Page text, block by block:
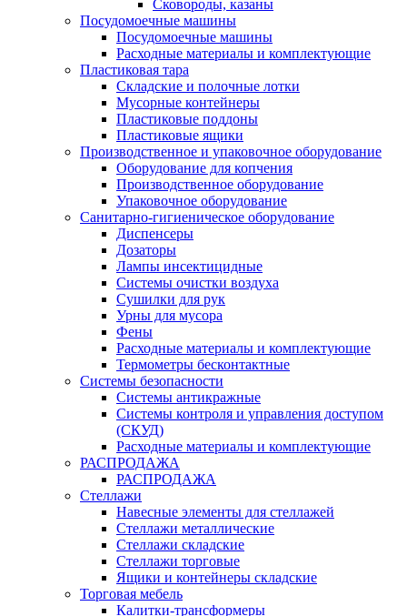
Сковороды, казаны
Посудомоечные машины
Посудомоечные машины
Расходные материалы и комплектующие
Пластиковая тара
Складские и полочные лотки
Мусорные контейнеры
Пластиковые поддоны
Пластиковые ящики
Производственное и упаковочное оборудование
Оборудование для копчения
Производственное оборудование
Упаковочное оборудование
Санитарно-гигиеническое оборудование
Диспенсеры
Дозаторы
Лампы инсектицидные
Системы очистки воздуха
Сушилки для рук
Урны для мусора
Фены
Расходные материалы и комплектующие
Термометры бесконтактные
Системы безопасности
Системы антикражные
Системы контроля и управления доступом
(СКУД)
Расходные материалы и комплектующие
РАСПРОДАЖА
РАСПРОДАЖА
Стеллажи
Навесные элементы для стеллажей
Стеллажи металлические
Стеллажи складские
Стеллажи торговые
Ящики и контейнеры складские
Торговая мебель
Калитки-трансформеры